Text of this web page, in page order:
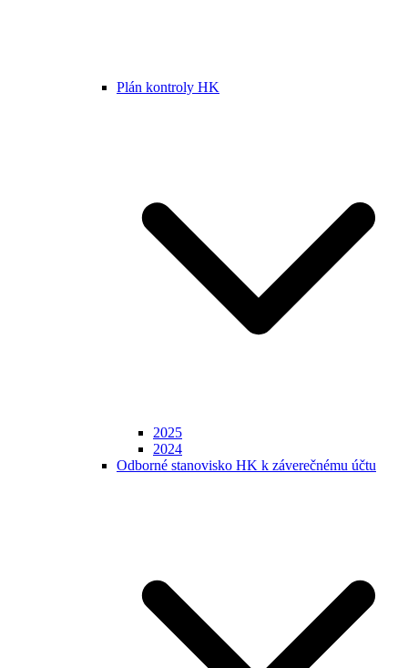
Plán kontroly HK
2025
2024
Odborné stanovisko HK k záverečnému účtu